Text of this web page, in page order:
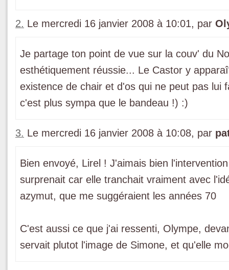
2. Le mercredi 16 janvier 2008 à 10:01, par
Je partage ton point de vue sur la couv' du
esthétiquement réussie... Le Castor y
existence de chair et d'os qui ne peut pas lui
c'est plus sympa que le bandeau !) :)
3. Le mercredi 16 janvier 2008 à 10:08, par
Bien envoyé, Lirel ! J'aimais bien
surprenait car elle tranchait vraiment avec
azymut, que me suggéraient les années 70
C'est aussi ce que j'ai ressenti, Olympe,
servait plutot l'image de Simone, et qu'elle